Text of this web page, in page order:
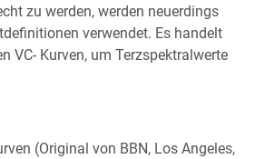
zu werden, werden neuerdings
verwendet. Es handelt
VC- Kurven, um Terzspektralwerte
(Original von BBN, Los Angeles,